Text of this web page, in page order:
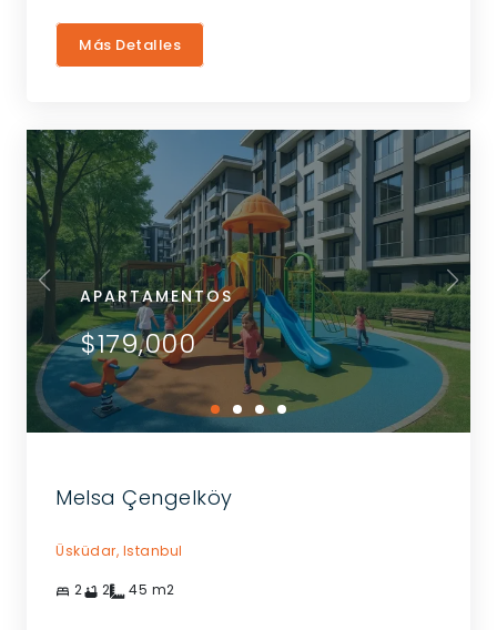
Más Detalles
APARTAMENTOS
$179,000
Melsa Çengelköy
Üsküdar, Istanbul
2 2 45 m2